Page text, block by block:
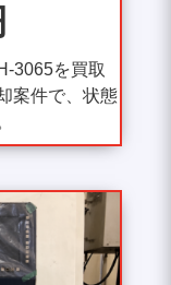
3065を買取
案件で、状態